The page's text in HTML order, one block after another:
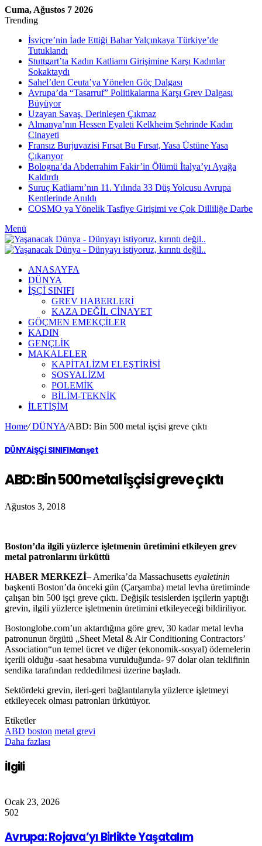
Cuma, Ağustos 7 2026
Trending
İsviçre’nin İade Ettiği Bahar Yalçınkaya Türkiye’de
Tutuklandı
Stuttgart’ta Kadın Katliamı Girişimine Karşı Kadınlar
Sokaktaydı
Sahel’den Ceuta’ya Yönelen Göç Dalgası
Avrupa’da “Tasarruf” Politikalarına Karşı Grev Dalgası
Büyüyor
Uzayan Savaş, Derinleşen Çıkmaz
Almanya’nın Hessen Eyaleti Kelkheim Şehrinde Kadın
Cinayeti
Fransız Burjuvazisi Fırsat Bu Fırsat, Yasa Üstüne Yasa
Çıkarıyor
Bologna’da Abderrahim Fakir’in Ölümü İtalya’yı Ayağa
Kaldırdı
Suruç Katliamı’nın 11. Yılında 33 Düş Yolcusu Avrupa
Kentlerinde Anıldı
COSMO ya Yönelik Tasfiye Girişimi ve Çok Dilliliğe Darbe
Menü
ANASAYFA
DÜNYA
İŞÇİ SINIFI
GREV HABERLERİ
KAZA DEĞİL CİNAYET
GÖÇMEN EMEKÇİLER
KADIN
GENÇLİK
MAKALELER
KAPİTALİZM ELEŞTİRİSİ
SOSYALİZM
POLEMİK
BİLİM-TEKNİK
ILETIŞIM
Home/DÜNYA/ABD: Bin 500 metal işçisi greve çıktı
DÜNYAİŞÇİ SINIFIManşet
ABD: Bin 500 metal işçisi greve çıktı
Ağustos 3, 2018
Boston’da ilgili yüzlerce işletmenin üretimini etkileyen grev
metal patronlarını ürküttü
HABER MERKEZİ– Amerika’da Massachusetts eyaletinin
başkenti Boston’da önceki gün (Çarşamba) metal levha üretiminde
çalışan bin 500 işçi greve çıktı. Değişik tesislerden işçilerin yaptığı
grevin, ilgili yüzlerce işletmenin üretimini etkileyeceği bildiriliyor.
Bostonglobe.com’un aktardığına göre grev, 30 kadar metal levha
patronunun örgütü „Sheet Metal & Air Conditioning Contractors’
Association“un temel ücret ve diğer (ekonomik-sosyal) ödemelerin
içerili olduğu -saat hesabına vurulduğunda- 97 dolar olan teklifinin
sendika tarafından reddedilmesi üzerine başladı.
Sektördeki grevin, ileri-geri bağlantılarıyla yüzlerce işletmeyi
etkileyecek olması patronları ürkütüyor.
Etiketler
ABD boston metal grevi
Daha fazlası
İlgili
Ocak 23, 2026
502
Avrupa: Rojava’yı Birlikte Yaşatalım